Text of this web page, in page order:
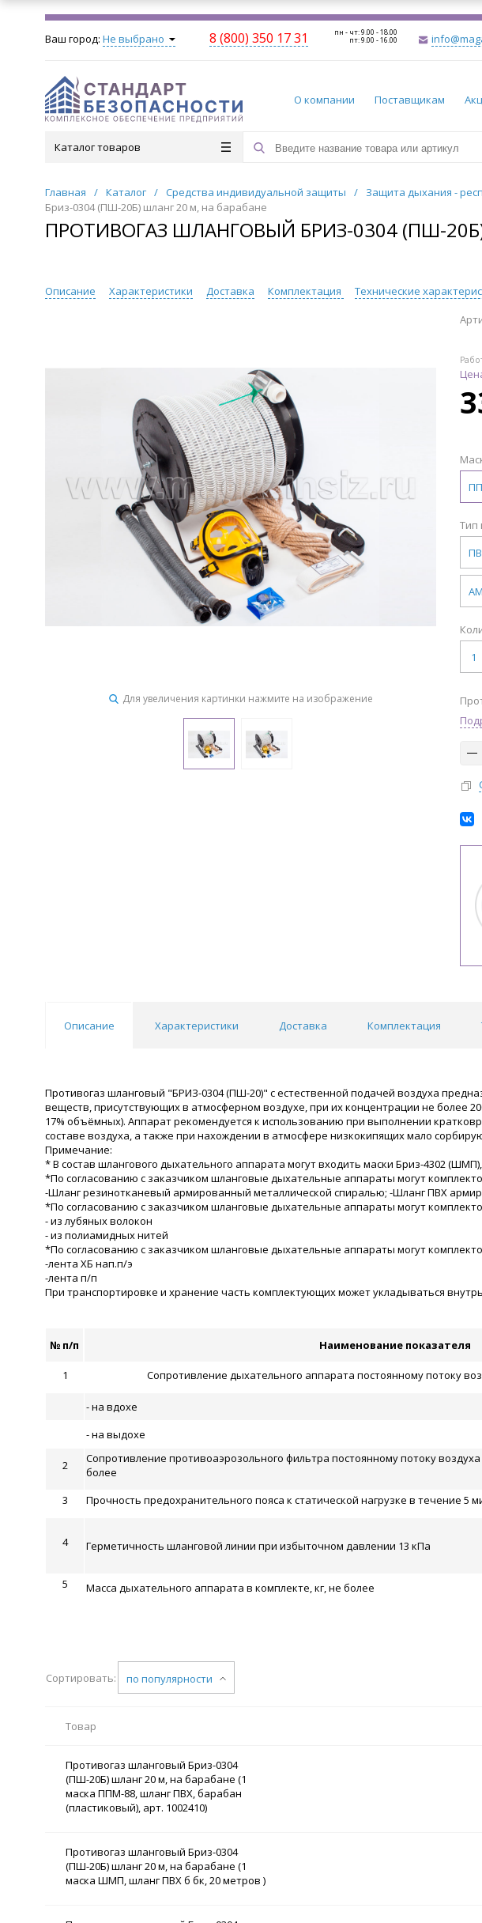
Ваш город: Не выбрано 8 (800) 350 17 31 пн - чт: 9.00 - 18.00
пт: 9.00 - 16.00
О компании Поставщикам
Каталог товаров
Главная / Каталог / Средства индивидуальной защиты / Защита дыхания -
Бриз-0304 (ПШ-20Б) шланг 20 м, на барабане
ПРОТИВОГАЗ ШЛАНГОВЫЙ БРИЗ-0304 (ПШ-
Описание Характеристики Доставка Комплектация Технические
Для увеличения картинки нажмите на изображение
Тип
1
Описание Характеристики Доставка Комплектация
Противогаз шланговый "БРИЗ-0304 (ПШ-20)" с естественной подачей воздуха
веществ, присутствующих в атмосферном воздухе, при их концентрации не более
17% объёмных). Аппарат рекомендуется к использованию при выполнении
составе воздуха, а также при нахождении в атмосфере низкокипящих мало
Примечание:
* В состав шлангового дыхательного аппарата могут входить маски Бриз-4302
*По согласованию с заказчиком шланговые дыхательные аппараты могут
-Шланг резинотканевый армированный металлической спиралью; -Шланг ПВХ
*По согласованию с заказчиком шланговые дыхательные аппараты могут
- из лубяных волокон
- из полиамидных нитей
*По согласованию с заказчиком шланговые дыхательные аппараты могут
-лента ХБ нап.п/э
-лента п/п
При транспортировке и хранение часть комплектующих может укладываться
№ п/п Наименование показателя
1
Сопротивление дыхательного аппарата постоянному потоку
- на вдохе
- на выдохе
2 Сопротивление противоаэрозольного фильтра постоянному потоку
более
3 Прочность предохранительного пояса к статической нагрузке в течение 5
4 Герметичность шланговой линии при избыточном давлении 13 кПа
5
Масса дыхательного аппарата в комплекте, кг, не более
Сортировать: по популярности
Товар
Противогаз шланговый Бриз-0304
(ПШ-20Б) шланг 20 м, на барабане (1
маска ППМ-88, шланг ПВХ, барабан
(пластиковый), арт. 1002410)
Противогаз шланговый Бриз-0304
(ПШ-20Б) шланг 20 м, на барабане (1
маска ШМП, шланг ПВХ б бк, 20 метров )